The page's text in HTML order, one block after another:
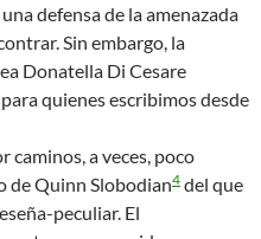
defensa de la amenazada
Sin embargo, la
Donatella Di Cesare
quienes escribimos desde
caminos, a veces, poco
de Quinn Slobodian4 del que
peculiar. El